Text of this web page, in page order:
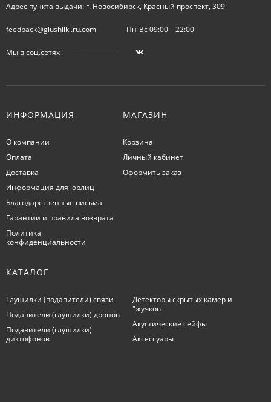
Адрес пункта выдачи: г. Новосибирск, Красный проспект, 309
feedback@glushilki.ru.com Пн-Вс 09:00—22:00
Мы в соц.сетях
ИНФОРМАЦИЯ
О компании
Оплата
Доставка
Информация для юрлиц
Благодарственные письма
Гарантии и правила возврата
Политика
конфиденциальности
МАГАЗИН
Корзина
Личный кабинет
Оформить заказ
КАТАЛОГ
Глушилки (подавители) связи
Подавители (глушилки) дронов
Подавители (глушилки)
диктофонов
Детекторы скрытых камер и
"жучков"
Акустические сейфы
Аксессуары